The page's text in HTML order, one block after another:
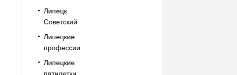
Липецк
Советский
Липецкие
профессии
Липецкие